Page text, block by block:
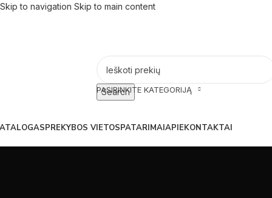
Skip to navigation Skip to main content
PASIRINKITE KATEGORIJĄ
Search
PREKYBOS VIETOSPATARIMAIAPIEKONTAKTAI